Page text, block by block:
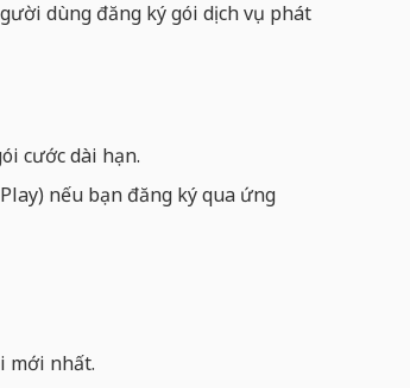
dùng đăng ký gói dịch vụ phát
cước dài hạn.
nếu bạn đăng ký qua ứng
mới nhất.